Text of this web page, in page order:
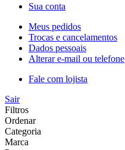
Sua conta
Meus pedidos
Trocas e cancelamentos
Dados pessoais
Alterar e-mail ou telefone
Fale com lojista
Sair
Filtros
Ordenar
Categoria
Marca